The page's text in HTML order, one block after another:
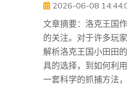
2026-06-08
文章摘要：洛克王国
的关注。对于许多玩
解析洛克王国小田田
具的选择，到如何利
一套科学的抓捕方法